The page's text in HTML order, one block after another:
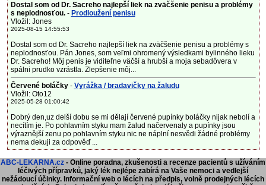
Dostal som od Dr. Sacreho najlepší liek na zväčšenie penisu a problémy
s neplodnosťou.- Prodloužení penisu
Vložil: Jones
2025-08-15 14:55:53
Dostal som od Dr. Sacreho najlepší liek na zväčšenie penisu a problémy s
neplodnosťou. Pán Jones, som veľmi ohromený výsledkami bylinného lieku
Dr. Sacreho! Môj penis je viditeľne väčší a hrubší a moja sebadôvera v
spálni prudko vzrástla. Zlepšenie môj...
Červené boláčky - Vyrážka / bradavičky na žaludu
Vložil: Oto12
2025-05-28 01:00:42
Dobrý den,uz delší dobu se mi dělají červené pupínky boláčky nijak nebolí a
necítím je. Po pohlavním styku mam žalud načervenaly a pupínky jsou
výraznější zenu po pohlavním styku nic ne náplní nesvědi žádné problémy
nema dekuji za odpověď ...
ABC-LEKARNA.cz - Online poradna, zkušenosti a recenze pacientů s užíváním
léčivých přípravků, jaký lék nejlépe zabírá na Vaše nemoci a vedlejší
nežádoucí účinky. Informační web o lécích na předpis, volně prodejných lécích